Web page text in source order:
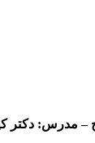
–مدرس: دکتر